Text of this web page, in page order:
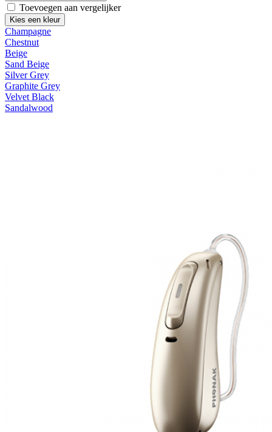
Toevoegen aan vergelijker
Kies een kleur
Champagne
Chestnut
Beige
Sand Beige
Silver Grey
Graphite Grey
Velvet Black
Sandalwood